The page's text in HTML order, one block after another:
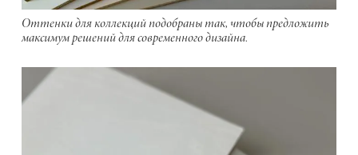
Оттенки для коллекций подобраны так, чтобы предложить
максимум решений для современного дизайна.